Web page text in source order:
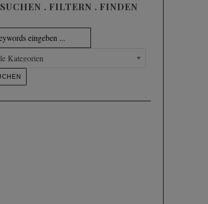
SUCHEN . FILTERN . FINDEN